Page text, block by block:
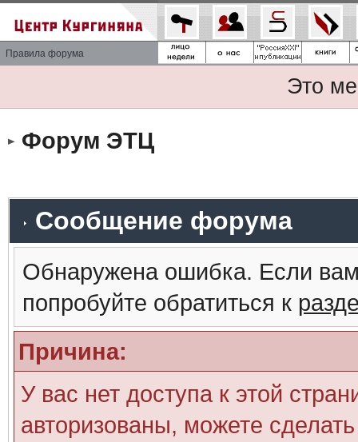
Правила форума
Это
Форум ЭТЦ
Сообщение форума
Обнаружена ошибка. Если
попробуйте обратиться к
Причина:
У вас нет доступа к этой
авторизованы, можете